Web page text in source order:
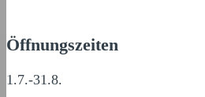
Öffnungszeiten
1.7.-31.8.